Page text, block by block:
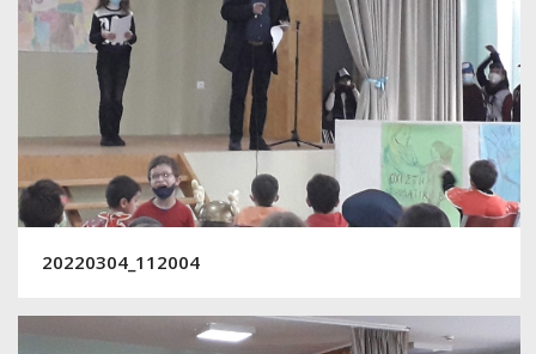
20220304_112004